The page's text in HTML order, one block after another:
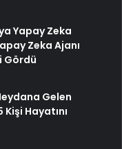
Yapay Zeka
Zeka Ajanı
Gördü
Gelen
Kişi Hayatını